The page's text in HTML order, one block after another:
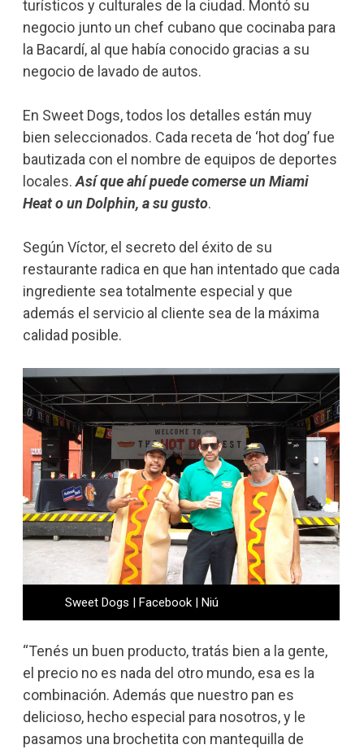
turísticos y culturales de la ciudad. Montó su
negocio junto un chef cubano que cocinaba para
la Bacardí, al que había conocido gracias a su
negocio de lavado de autos.
En Sweet Dogs, todos los detalles están muy
bien seleccionados. Cada receta de ‘hot dog’ fue
bautizada con el nombre de equipos de deportes
locales.Así que ahí puede comerse un Miami
Heat o un Dolphin, a su gusto.
Según Víctor, el secreto del éxito de su
restaurante radica en que han intentado que cada
ingrediente sea totalmente especial y que
además el servicio al cliente sea de la máxima
calidad posible.
Sweet Dogs | Facebook | Niú
“Tenés un buen producto, tratás bien a la gente,
el precio no es nada del otro mundo, esa es la
combinación. Además que nuestro pan es
delicioso, hecho especial para nosotros, y le
pasamos una brochetita con mantequilla de